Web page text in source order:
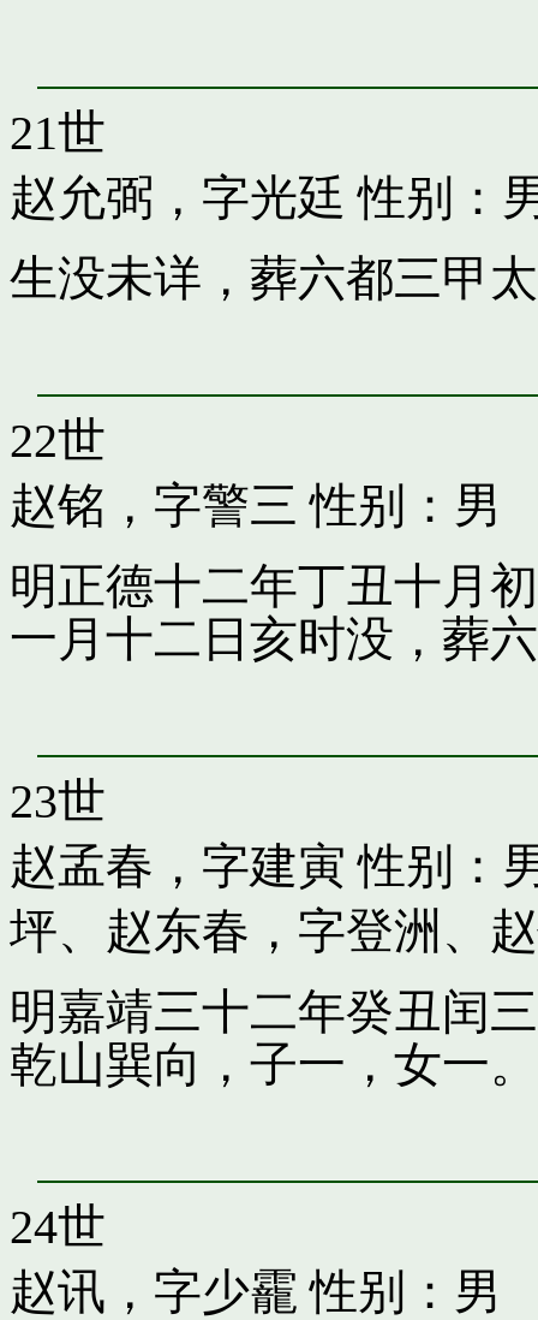
21世
赵允弼，字光廷 性别：
生没未详，葬六都三甲
22世
赵铭，字警三 性别：男
明正德十二年丁丑十月
一月十二日亥时没，葬
23世
赵孟春，字建寅 性别：
坪、 赵东春，字登洲 、
明嘉靖三十二年癸丑闰
乾山巽向，子一，女一。
24世
赵讯，字少靇 性别：男